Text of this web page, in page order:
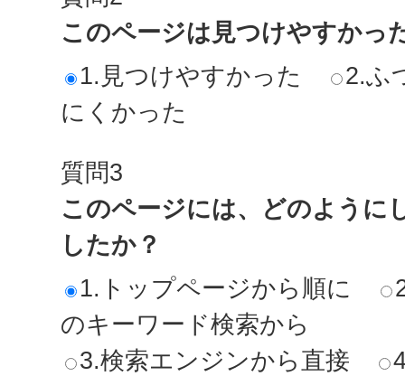
このページは見つけやすかっ
1.見つけやすかった
2.ふ
にくかった
質問3
このページには、どのように
したか？
1.トップページから順に
のキーワード検索から
3.検索エンジンから直接